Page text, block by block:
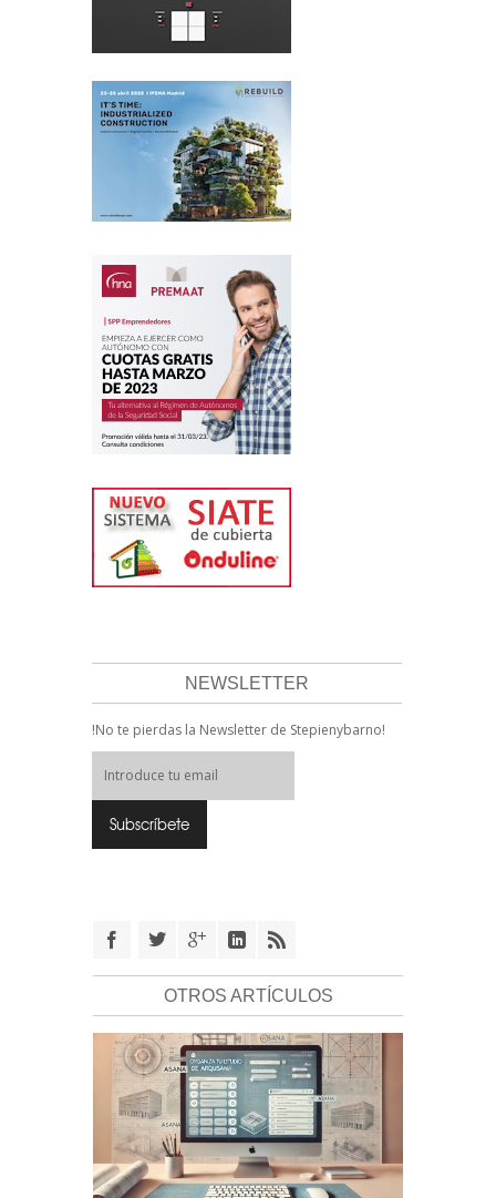
NEWSLETTER
!No te pierdas la Newsletter de Stepienybarno!
OTROS ARTÍCULOS